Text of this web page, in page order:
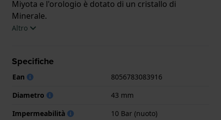
Miyota e l'orologio è dotato di un cristallo di
Minerale.
con 2 Anni di garanzia.
Altro
Specifiche
Ean
8056783083916
Diametro
43 mm
Impermeabilità
10 Bar (nuoto)